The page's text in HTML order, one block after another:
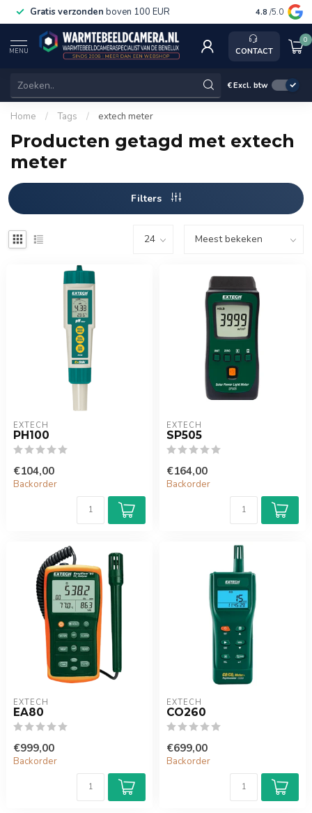
Gratis verzonden boven 100 EUR Service,
4.8 /5.0
MENU CONTACT
0
€Excl. btw
Home / Tags / extech meter
Producten getagd met extech
meter
Filters
EXTECH
PH100
€104,00
Backorder
EXTECH
SP505
€164,00
Backorder
EXTECH
EA80
€999,00
Backorder
EXTECH
CO260
€699,00
Backorder